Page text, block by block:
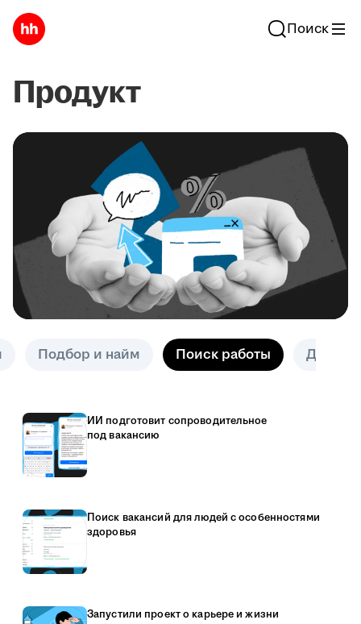
Поиск
Продукт
Подбор и найм Поиск работы Другое
ИИ подготовит сопроводительное
под вакансию
Поиск вакансий для людей с особенностями
здоровья
Запустили проект о карьере и жизни